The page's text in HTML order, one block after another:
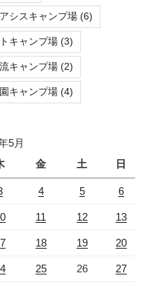
シスキャンプ場 (6)
キャンプ場 (3)
キャンプ場 (2)
キャンプ場 (4)
5月
金 土 日
4 5 6
11 12 13
18 19 20
25 26 27